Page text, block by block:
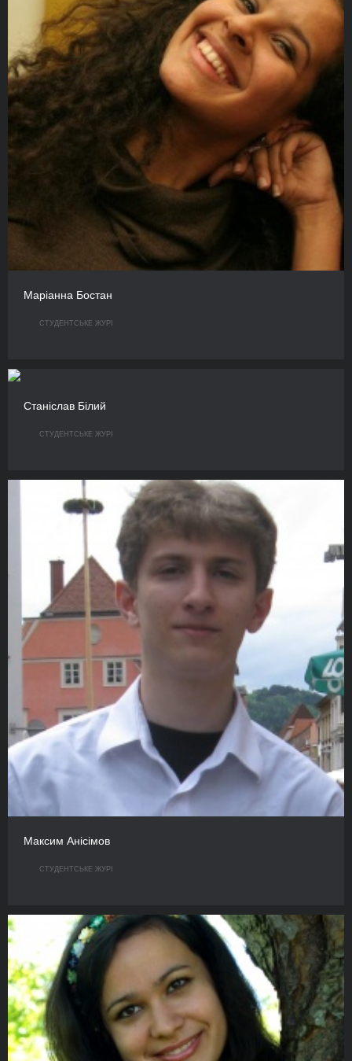
Маріанна Бостан
СТУДЕНТСЬКЕ ЖУРІ
Станіслав Білий
СТУДЕНТСЬКЕ ЖУРІ
Максим Анісімов
СТУДЕНТСЬКЕ ЖУРІ